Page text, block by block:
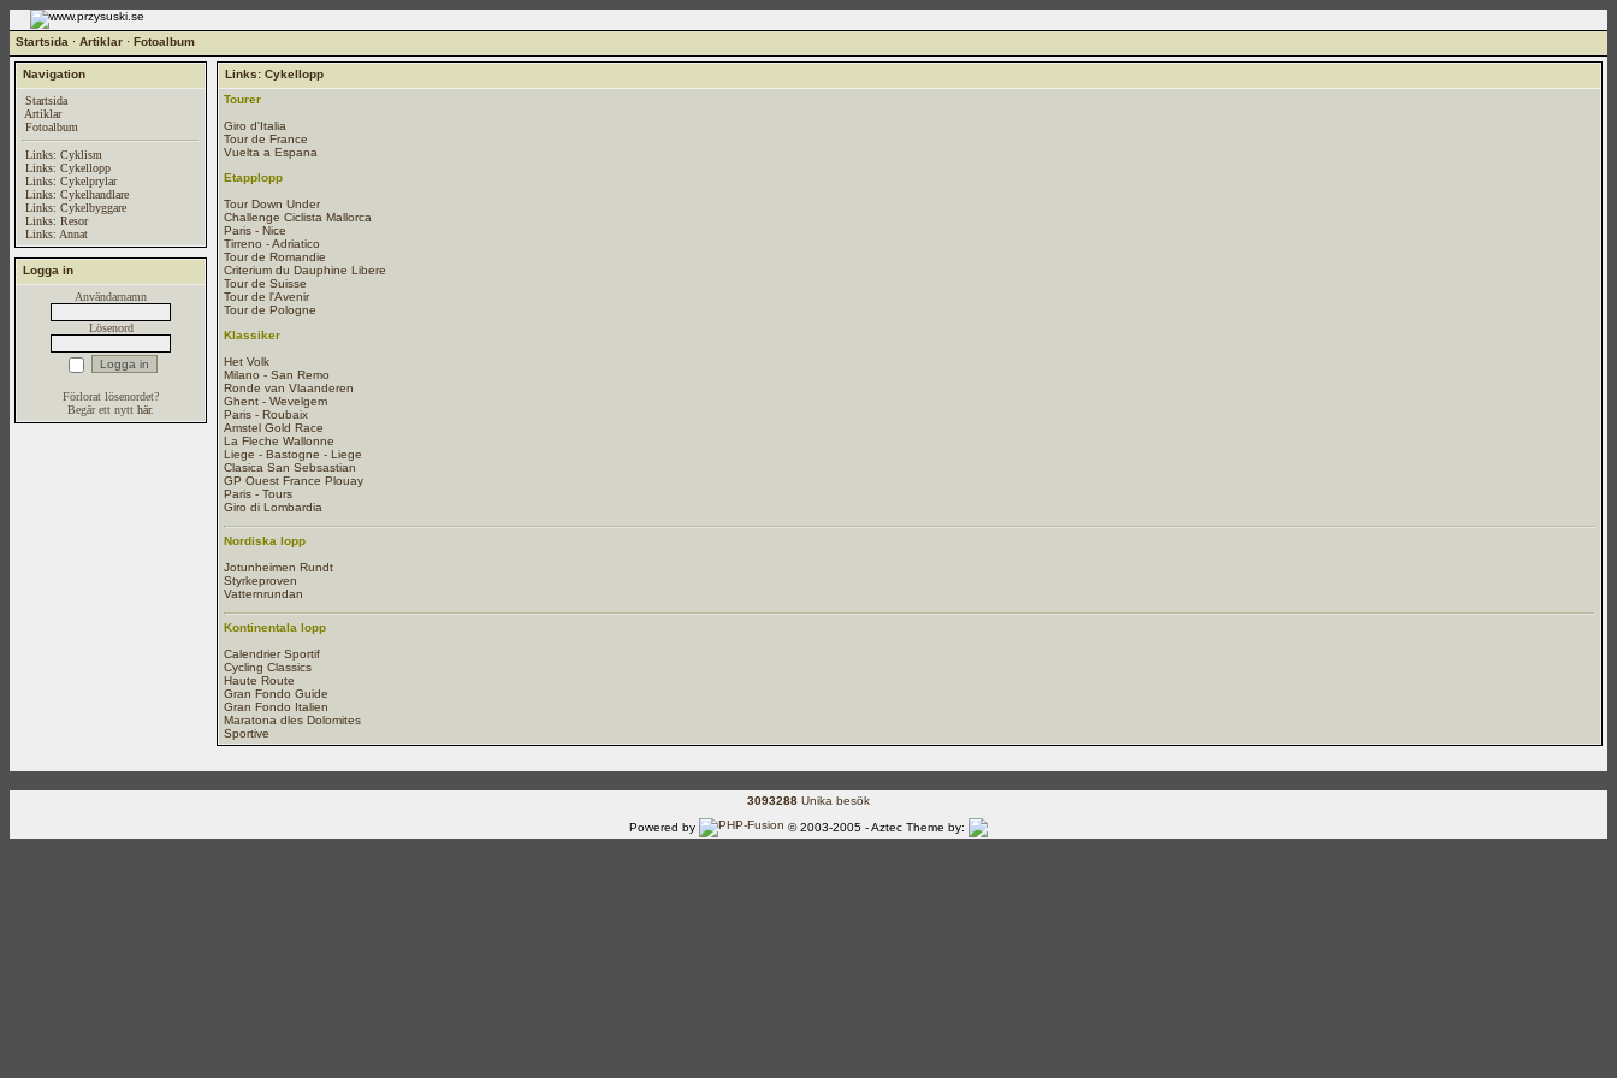
Startsida · Artiklar · Fotoalbum
Navigation
Startsida
Artiklar
Fotoalbum
Links: Cyklism
Links: Cykellopp
Links: Cykelprylar
Links: Cykelhandlare
Links: Cykelbyggare
Links: Resor
Links: Annat
Logga in
Användarnamn
Lösenord
Förlorat lösenordet?
Begär ett nytt här.
Links: Cykellopp
Tourer
Giro d'Italia
Tour de France
Vuelta a Espana
Etapplopp
Tour Down Under
Challenge Ciclista Mallorca
Paris - Nice
Tirreno - Adriatico
Tour de Romandie
Criterium du Dauphine Libere
Tour de Suisse
Tour de l'Avenir
Tour de Pologne
Klassiker
Het Volk
Milano - San Remo
Ronde van Vlaanderen
Ghent - Wevelgem
Paris - Roubaix
Amstel Gold Race
La Fleche Wallonne
Liege - Bastogne - Liege
Clasica San Sebsastian
GP Ouest France Plouay
Paris - Tours
Giro di Lombardia
Nordiska lopp
Jotunheimen Rundt
Styrkeproven
Vatternrundan
Kontinentala lopp
Calendrier Sportif
Cycling Classics
Haute Route
Gran Fondo Guide
Gran Fondo Italien
Maratona dles Dolomites
Sportive
3093288 Unika besök
Powered by
© 2003-2005 - Aztec Theme by: